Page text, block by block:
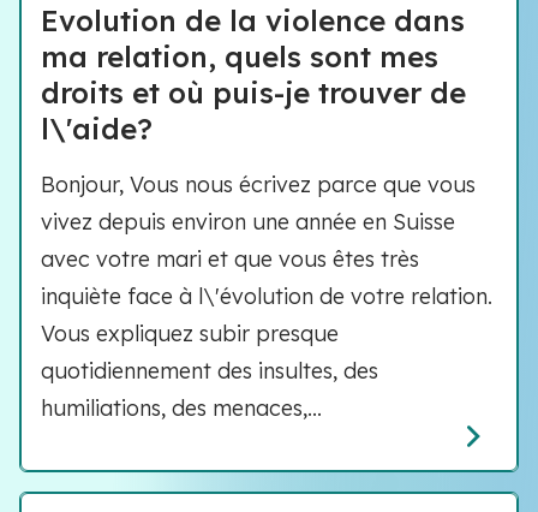
Evolution de la violence dans
ma relation, quels sont mes
droits et où puis-je trouver de
l\'aide?
Bonjour, Vous nous écrivez parce que vous
vivez depuis environ une année en Suisse
avec votre mari et que vous êtes très
inquiète face à l\'évolution de votre relation.
Vous expliquez subir presque
quotidiennement des insultes, des
humiliations, des menaces,...